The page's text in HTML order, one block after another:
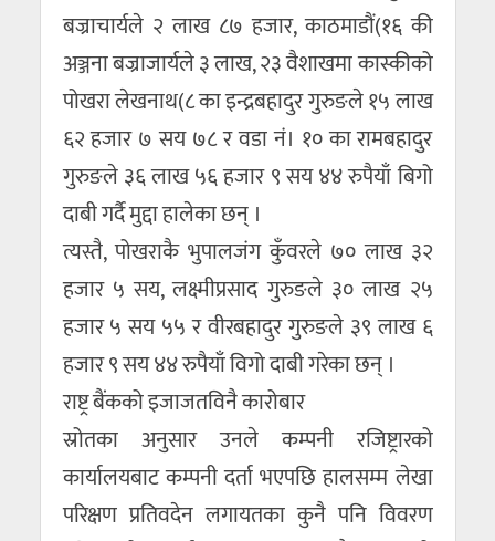
बज्राचार्यले २ लाख ८७ हजार, काठमाडौं(१६ की
अञ्जना बज्राजार्यले ३ लाख, २३ वैशाखमा कास्कीको
पोखरा लेखनाथ(८ का इन्द्रबहादुर गुरुङले १५ लाख
६२ हजार ७ सय ७८ र वडा नं। १० का रामबहादुर
गुरुङले ३६ लाख ५६ हजार ९ सय ४४ रुपैयाँ बिगो
दाबी गर्दै मुद्दा हालेका छन् ।
त्यस्तै, पोखराकै भुपालजंग कुँवरले ७० लाख ३२
हजार ५ सय, लक्ष्मीप्रसाद गुरुङले ३० लाख २५
हजार ५ सय ५५ र वीरबहादुर गुरुङले ३९ लाख ६
हजार ९ सय ४४ रुपैयाँ विगो दाबी गरेका छन् ।
राष्ट्र बैंकको इजाजतविनै कारोबार
स्रोतका अनुसार उनले कम्पनी रजिष्ट्रारको
कार्यालयबाट कम्पनी दर्ता भएपछि हालसम्म लेखा
परिक्षण प्रतिवदेन लगायतका कुनै पनि विवरण